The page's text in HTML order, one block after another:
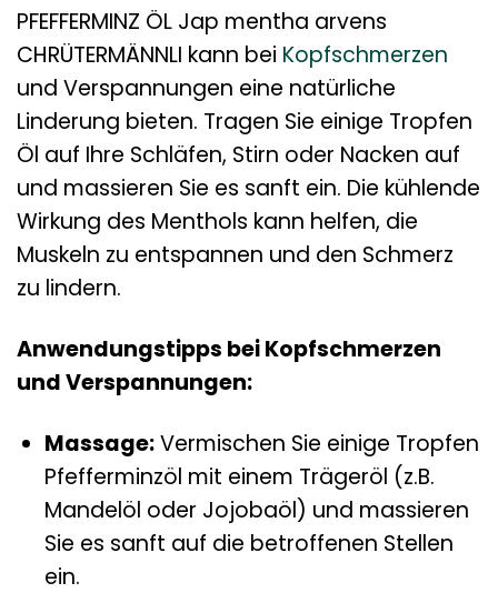
PFEFFERMINZ ÖL Jap mentha arvens
CHRÜTERMÄNNLI kann bei Kopfschmerzen
und Verspannungen eine natürliche
Linderung bieten. Tragen Sie einige Tropfen
Öl auf Ihre Schläfen, Stirn oder Nacken auf
und massieren Sie es sanft ein. Die kühlende
Wirkung des Menthols kann helfen, die
Muskeln zu entspannen und den Schmerz
zu lindern.
Anwendungstipps bei Kopfschmerzen
und Verspannungen:
Massage:Vermischen Sie einige Tropfen
Pfefferminzöl mit einem Trägeröl (z.B.
Mandelöl oder Jojobaöl) und massieren
Sie es sanft auf die betroffenen Stellen
ein.